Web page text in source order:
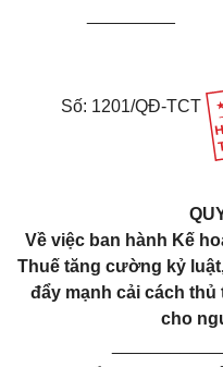
Số: 1201/QĐ-TCT
Về việc ban hành Kế
Thuế tăng cường kỷ
đẩy mạnh cải cách
cho